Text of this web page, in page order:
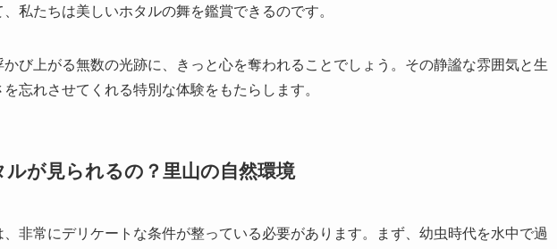
私たちは美しいホタルの舞を鑑賞できるのです。
び上がる無数の光跡に、きっと心を奪われることでしょう。その静謐な雰囲気と生
忘れさせてくれる特別な体験をもたらします。
が見られるの？里山の自然環境
非常にデリケートな条件が整っている必要があります。まず、幼虫時代を水中で過